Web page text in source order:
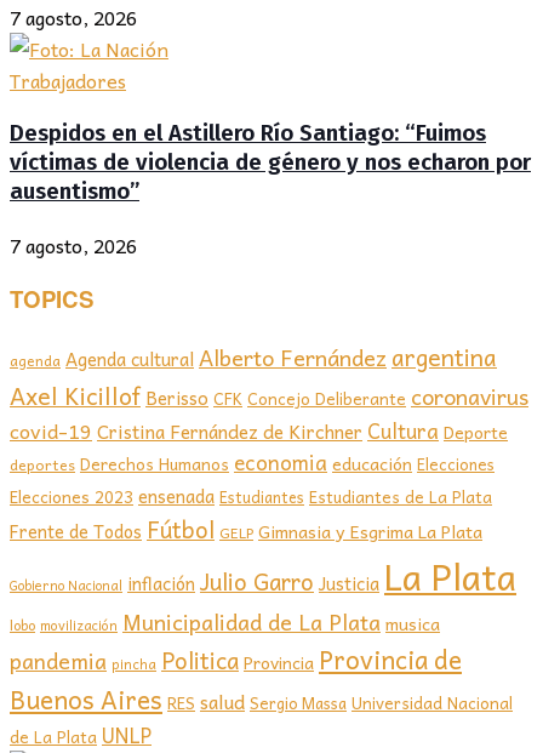
7 agosto, 2026
Trabajadores
Despidos en el Astillero Río Santiago: “Fuimos
víctimas de violencia de género y nos echaron por
ausentismo”
7 agosto, 2026
TOPICS
agenda Agenda culturalAlberto Fernández argentina
Axel Kicillof Berisso CFKConcejo Deliberante coronavirus
covid-19 Cristina Fernández de Kirchner Cultura Deporte
deportes Derechos Humanos economia educación Elecciones
Elecciones 2023 ensenada Estudiantes Estudiantes de La Plata
Frente de Todos Fútbol GELP Gimnasia y Esgrima La Plata
Gobierno Nacional inflación Julio Garro Justicia La Plata
lobo movilización Municipalidad de La Plata musica
pandemia pincha PoliticaProvincia Provincia de
Buenos Aires RES saludSergio MassaUniversidad Nacional
de La Plata UNLP